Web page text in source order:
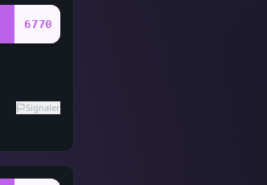
6770
Signaler